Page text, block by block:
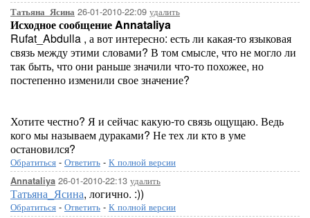
Татьяна_Ясина 26-01-2010-22:09 удалить
Исходное сообщение Annataliya
Rufat_Abdulla , а вот интересно: есть ли какая-то языковая
связь между этими словами? В том смысле, что не могло ли
так быть, что они раньше значили что-то похожее, но
постепенно изменили свое значение?
Хотите честно? Я и сейчас какую-то связь ощущаю. Ведь
кого мы называем дураками? Не тех ли кто в уме
остановился?
Обратиться - Ответить - К полной версии
Annataliya 26-01-2010-22:13 удалить
Татьяна_Ясина, логично. :))
Обратиться - Ответить - К полной версии